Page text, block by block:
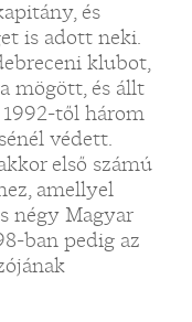
és
is adott neki.
klubot,
mögött, és állt
től három
védett.
első számú
amellyel
négy Magyar
ban pedig az